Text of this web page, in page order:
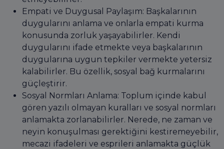
Empati ve Duygusal Paylaşım: Başkalarının
duygularını anlama ve onlarla empati kurma
konusunda zorluk yaşayabilirler. Kendi
duygularını ifade etmekte veya başkalarının
duygularına uygun tepkiler vermekte yetersiz
kalabilirler. Bu özellik, sosyal bağ kurmalarını
güçleştirir.
Sosyal Normları Anlama: Toplum içinde kabul
gören yazılı olmayan kuralları ve sosyal normları
anlamakta zorlanabilirler. Nerede, ne zaman ve
neyin konuşulması gerektiğini kestiremeyebilir,
mecazi ifadeleri ve esprileri anlamakta güçlük